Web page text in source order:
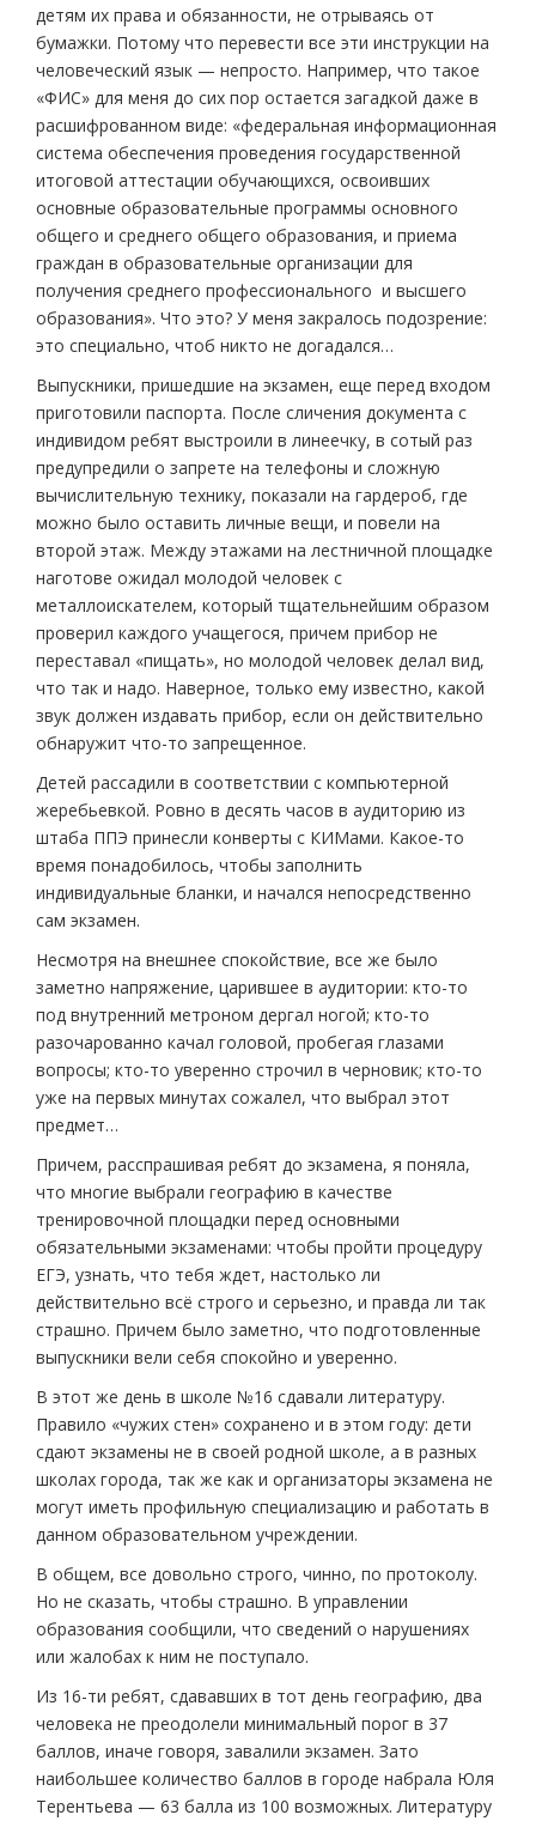
детям их права и обязанности, не отрываясь от
бумажки. Потому что перевести все эти инструкции на
человеческий язык — непросто. Например, что такое
«ФИС» для меня до сих пор остается загадкой даже в
расшифрованном виде: «федеральная информационная
система обеспечения проведения государственной
итоговой аттестации обучающихся, освоивших
основные образовательные программы основного
общего и среднего общего образования, и приема
граждан в образовательные организации для
получения среднего профессионального и высшего
образования». Что это? У меня закралось подозрение:
это специально, чтоб никто не догадался…
Выпускники, пришедшие на экзамен, еще перед входом
приготовили паспорта. После сличения документа с
индивидом ребят выстроили в линеечку, в сотый раз
предупредили о запрете на телефоны и сложную
вычислительную технику, показали на гардероб, где
можно было оставить личные вещи, и повели на
второй этаж. Между этажами на лестничной площадке
наготове ожидал молодой человек с
металлоискателем, который тщательнейшим образом
проверил каждого учащегося, причем прибор не
переставал «пищать», но молодой человек делал вид,
что так и надо. Наверное, только ему известно, какой
звук должен издавать прибор, если он действительно
обнаружит что-то запрещенное.
Детей рассадили в соответствии с компьютерной
жеребьевкой. Ровно в десять часов в аудиторию из
штаба ППЭ принесли конверты с КИМами. Какое-то
время понадобилось, чтобы заполнить
индивидуальные бланки, и начался непосредственно
сам экзамен.
Несмотря на внешнее спокойствие, все же было
заметно напряжение, царившее в аудитории: кто-то
под внутренний метроном дергал ногой; кто-то
разочарованно качал головой, пробегая глазами
вопросы; кто-то уверенно строчил в черновик; кто-то
уже на первых минутах сожалел, что выбрал этот
предмет…
Причем, расспрашивая ребят до экзамена, я поняла,
что многие выбрали географию в качестве
тренировочной площадки перед основными
обязательными экзаменами: чтобы пройти процедуру
ЕГЭ, узнать, что тебя ждет, настолько ли
действительно всё строго и серьезно, и правда ли так
страшно. Причем было заметно, что подготовленные
выпускники вели себя спокойно и уверенно.
В этот же день в школе №16 сдавали литературу.
Правило «чужих стен» сохранено и в этом году: дети
сдают экзамены не в своей родной школе, а в разных
школах города, так же как и организаторы экзамена не
могут иметь профильную специализацию и работать в
данном образовательном учреждении.
В общем, все довольно строго, чинно, по протоколу.
Но не сказать, чтобы страшно. В управлении
образования сообщили, что сведений о нарушениях
или жалобах к ним не поступало.
Из 16-ти ребят, сдававших в тот день географию, два
человека не преодолели минимальный порог в 37
баллов, иначе говоря, завалили экзамен. Зато
наибольшее количество баллов в городе набрала Юля
Терентьева — 63 балла из 100 возможных. Литературу